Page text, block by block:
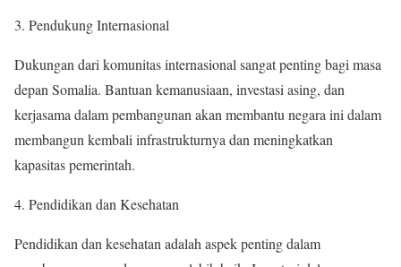
3. Pendukung Internasional
Dukungan dari komunitas internasional sangat penting bagi masa
depan Somalia. Bantuan kemanusiaan, investasi asing, dan
kerjasama dalam pembangunan akan membantu negara ini dalam
membangun kembali infrastrukturnya dan meningkatkan
kapasitas pemerintah.
4. Pendidikan dan Kesehatan
Pendidikan dan kesehatan adalah aspek penting dalam